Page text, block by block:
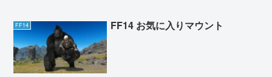
FF14 FF14 お気に入りマウント